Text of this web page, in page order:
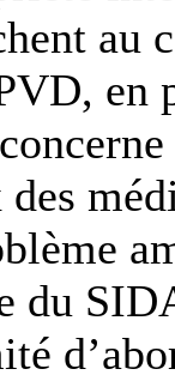
au
en
du